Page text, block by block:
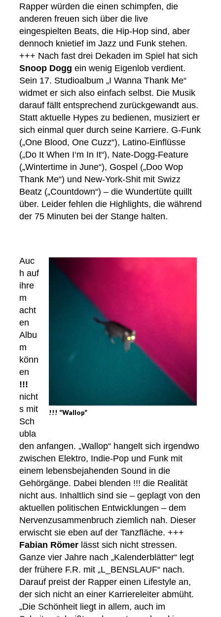
Rapper würden die einen schimpfen, die
anderen freuen sich über die live
eingespielten Beats, die Hip-Hop sind, aber
dennoch knietief im Jazz und Funk stehen.
+++ Nach fast drei Dekaden im Spiel hat sich
Snoop Dogg ein wenig Eigenlob verdient.
Sein 17. Studioalbum „I Wanna Thank Me“
widmet er sich also einfach selbst. Die Musik
darauf fällt entsprechend zurückgewandt aus.
Statt aktuelle Hypes zu bedienen, musiziert er
sich einmal quer durch seine Karriere. G-Funk
(„One Blood, One Cuzz“), Latino-Einflüsse
(„Do It When I‘m In It“), Nate-Dogg-Feature
(„Wintertime in June“), Gospel („Doo Wop
Thank Me“) und New-York-Shit mit Swizz
Beatz („Countdown“) – die Wundertüte quillt
über. Leider fehlen die Highlights, die während
der 75 Minuten bei der Stange halten.
!!! “Wallop”
Auc
h auf
ihre
m
acht
en
Albu
m
könn
en
!!!
nicht
s mit
Sch
ubla
den anfangen. „Wallop“ hangelt sich irgendwo
zwischen Elektro, Indie-Pop und Funk mit
einem lebensbejahenden Sound in die
Gehörgänge. Dabei blenden !!! die Realität
nicht aus. Inhaltlich sind sie – geplagt von den
aktuellen politischen Entwicklungen – dem
Nervenzusammenbruch ziemlich nah. Dieser
erwischt sie eben auf der Tanzfläche. +++
Fabian Römer lässt sich nicht stressen.
Ganze vier Jahre nach „Kalenderblätter“ legt
der frühere F.R. mit „L_BENSLAUF“ nach.
Darauf preist der Rapper einen Lifestyle an,
der sich nicht an einer Karriereleiter abmüht.
„Die Schönheit liegt in allem, auch im